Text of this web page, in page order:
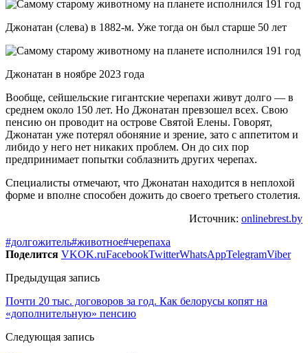
Джонатан (слева) в 1882-м. Уже тогда он был старше 50 лет
Джонатан в ноябре 2023 года
Вообще, сейшельские гигантские черепахи живут долго — в
среднем около 150 лет. Но Джонатан превзошел всех. Свою
пенсию он проводит на острове Святой Елены. Говорят,
Джонатан уже потерял обоняние и зрение, зато с аппетитом и
либидо у него нет никаких проблем. Он до сих пор
предпринимает попытки соблазнить других черепах.
Специалисты отмечают, что Джонатан находится в неплохой
форме и вполне способен дожить до своего третьего столетия.
Источник: onlinebrest.by
#долгожитель#животное#черепаха
Поделится VKOK.ruFacebookTwitterWhatsAppTelegramViber
Предыдущая запись
Почти 20 тыс. договоров за год. Как белорусы копят на
«дополнительную» пенсию
Следующая запись